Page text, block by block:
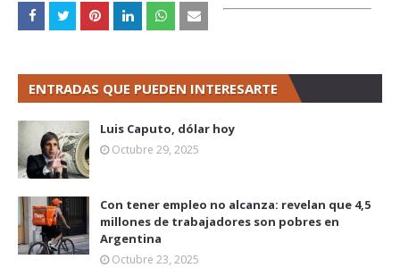
ENTRADAS QUE PUEDEN INTERESARTE
Luis Caputo, dólar hoy
Octubre 29, 2025
Con tener empleo no alcanza: revelan que 4,5
millones de trabajadores son pobres en
Argentina
Octubre 23, 2025